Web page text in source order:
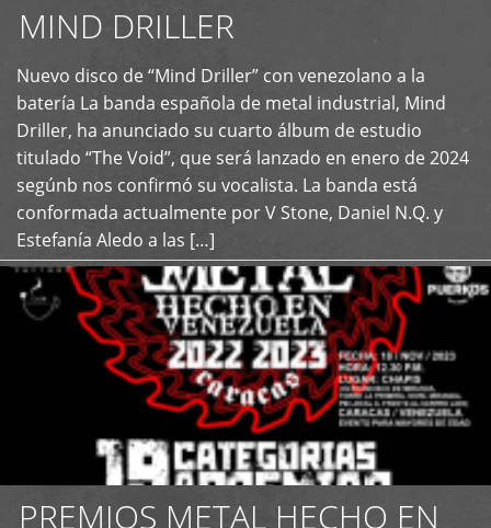
MIND DRILLER
Nuevo disco de “Mind Driller” con venezolano a la
batería La banda española de metal industrial, Mind
Driller, ha anunciado su cuarto álbum de estudio
titulado “The Void”, que será lanzado en enero de 2024
segúnb nos confirmó su vocalista. La banda está
conformada actualmente por V Stone, Daniel N.Q. y
Estefanía Aledo a las […]
+
PREMIOS METAL HECHO EN